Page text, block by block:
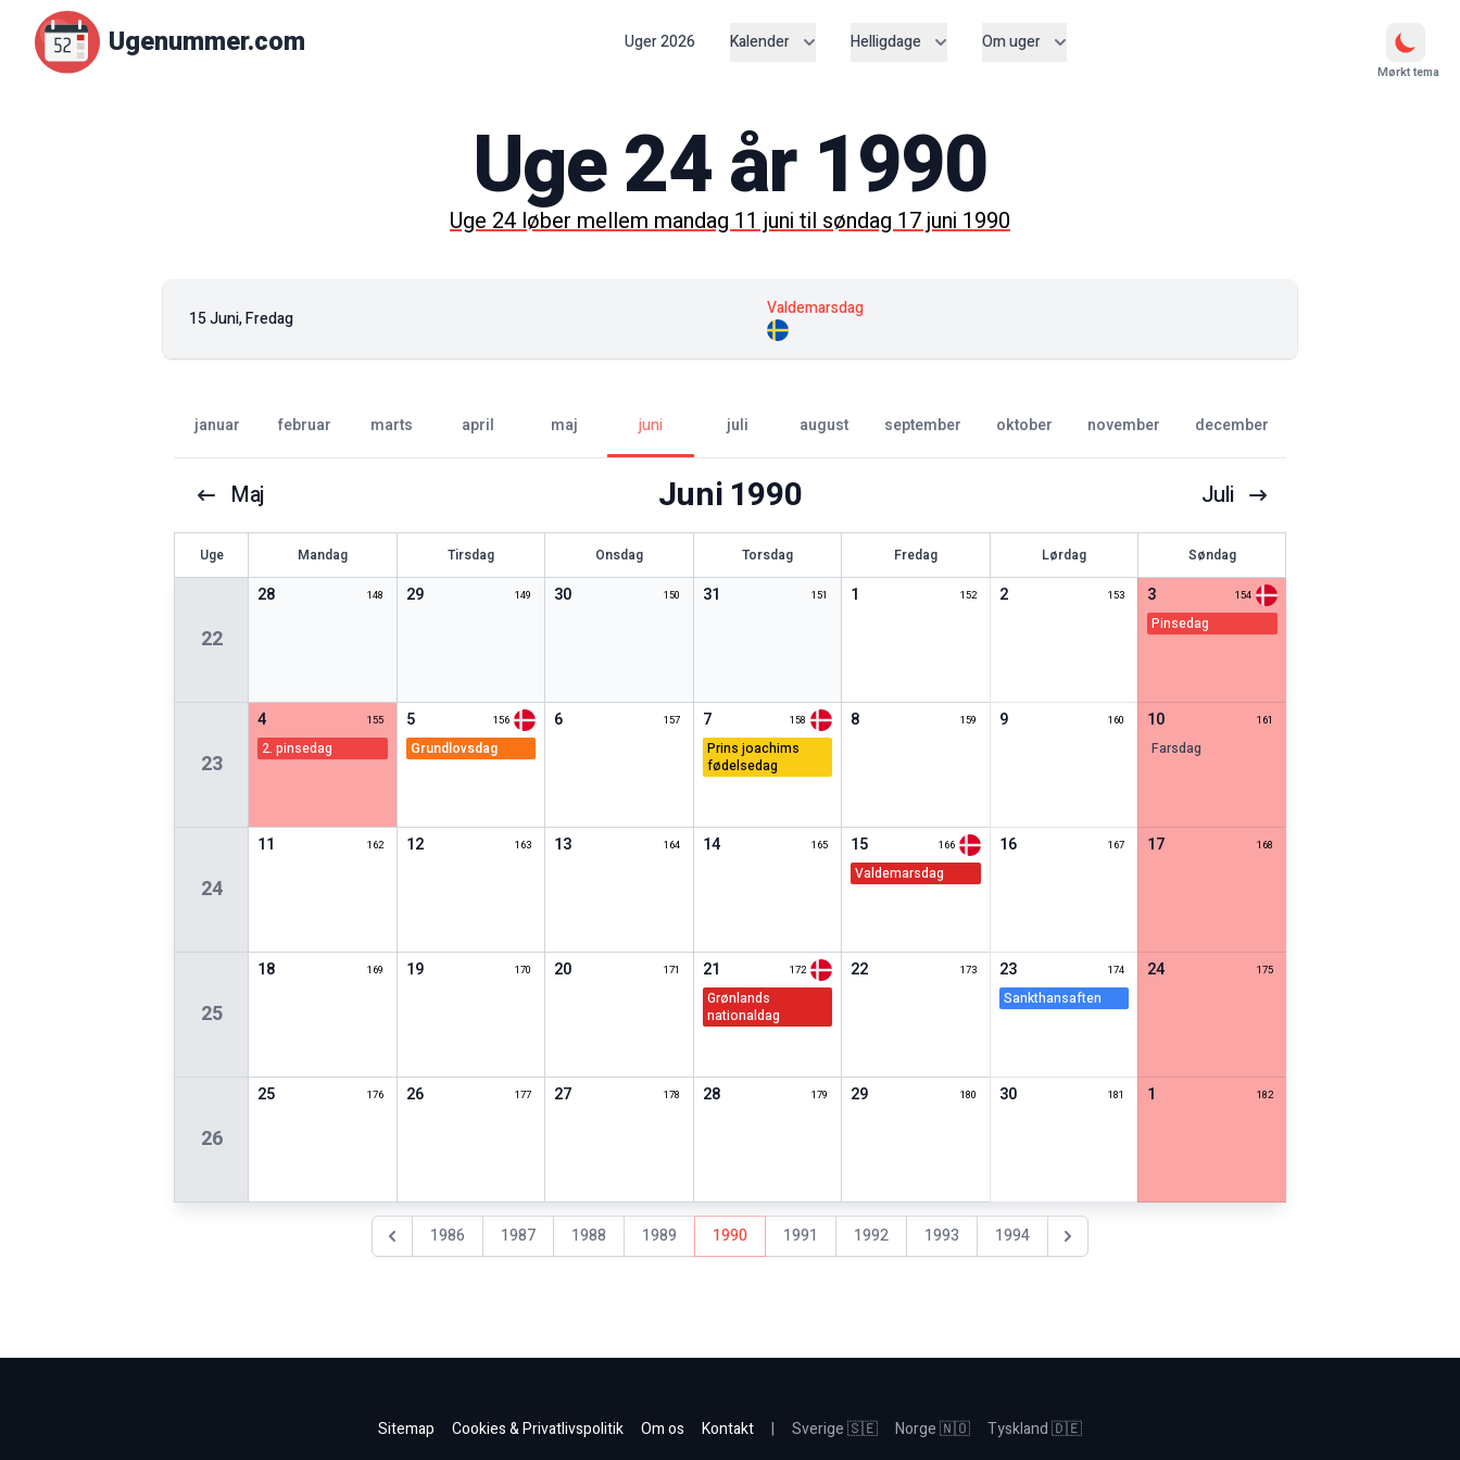
Ugenummer.com Uger2026 Kalender Helligdage Om uger
Mørkt tema
Uge24år 1990
Uge24løber mellemmandag 11 junitilsøndag 17 juni 1990
15 Juni, Fredag Valdemarsdag
januar februar marts april maj juni juli august september oktober november december
Maj Juni 1990 Juli
Uge Mandag Tirsdag Onsdag Torsdag Fredag Lørdag Søndag
22
28 148 29 149 30 150 31 151 1 152 2 153 3 154
pinsedag
23
4 155
2. pinsedag
5 156
grundlovsdag
6 157 7 158
prins joachims
fødelsedag
8 159 9 160 10 161
farsdag
24
11 162 12 163 13 164 14 165 15 166
valdemarsdag
16 167 17 168
25
18 169 19 170 20 171 21 172
grønlands
nationaldag
22 173 23 174
sankthansaften
24 175
26
25 176 26 177 27 178 28 179 29 180 30 181 1 182
Föregående år
1986 1987 1988 1989 1990 1991 1992 1993 1994 Nästa år
Sitemap Cookies & Privatlivspolitik Om os Kontakt | Sverige 🇸🇪 Norge 🇳🇴 Tyskland 🇩🇪